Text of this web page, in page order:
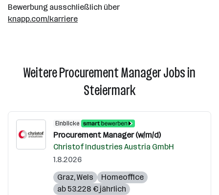
Bewerbung ausschließlich über
knapp.com/karriere
Weitere Procurement Manager Jobs in
Steiermark
Einblicke
Procurement Manager (w/m/d)
Christof Industries Austria GmbH
1.8.2026
Graz,Wels
Homeoffice
ab 53.228 € jährlich